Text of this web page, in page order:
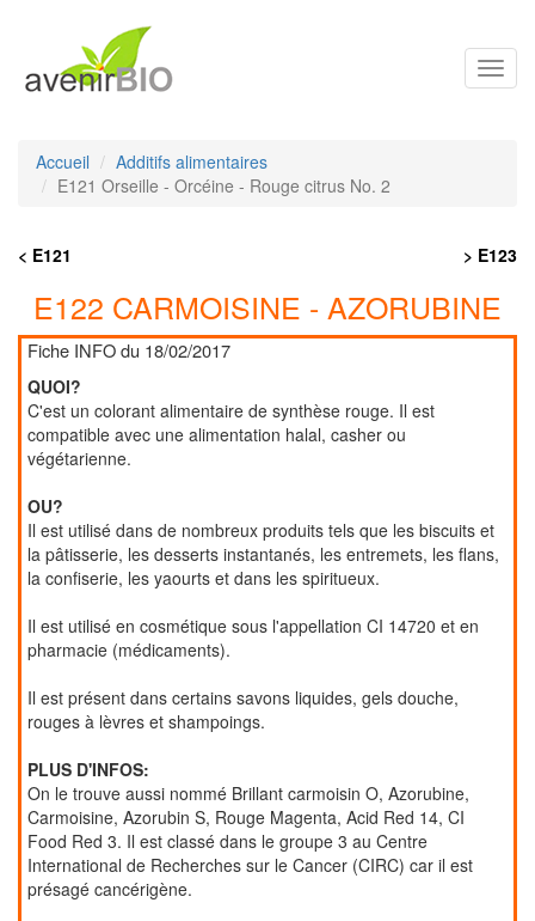
Accueil
Additifs alimentaires
E121 Orseille - Orcéine - Rouge citrus No. 2
< E121 > E123
E122 CARMOISINE - AZORUBINE
Fiche INFO du 18/02/2017
QUOI?
C'est un colorant alimentaire de synthèse rouge. Il est
compatible avec une alimentation halal, casher ou
végétarienne.
OU?
Il est utilisé dans de nombreux produits tels que les biscuits et
la pâtisserie, les desserts instantanés, les entremets, les flans,
la confiserie, les yaourts et dans les spiritueux.
Il est utilisé en cosmétique sous l'appellation CI 14720 et en
pharmacie (médicaments).
Il est présent dans certains savons liquides, gels douche,
rouges à lèvres et shampoings.
PLUS D'INFOS:
On le trouve aussi nommé Brillant carmoisin O, Azorubine,
Carmoisine, Azorubin S, Rouge Magenta, Acid Red 14, CI
Food Red 3. Il est classé dans le groupe 3 au Centre
International de Recherches sur le Cancer (CIRC) car il est
présagé cancérigène.